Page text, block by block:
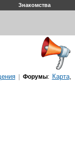
Знакомства
| Форумы: Карта,